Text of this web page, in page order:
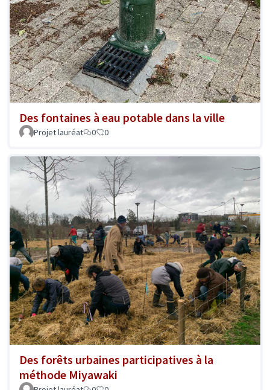
Des fontaines à eau potable dans la ville
Projet lauréat 0 0
Des forêts urbaines participatives à la
méthode Miyawaki